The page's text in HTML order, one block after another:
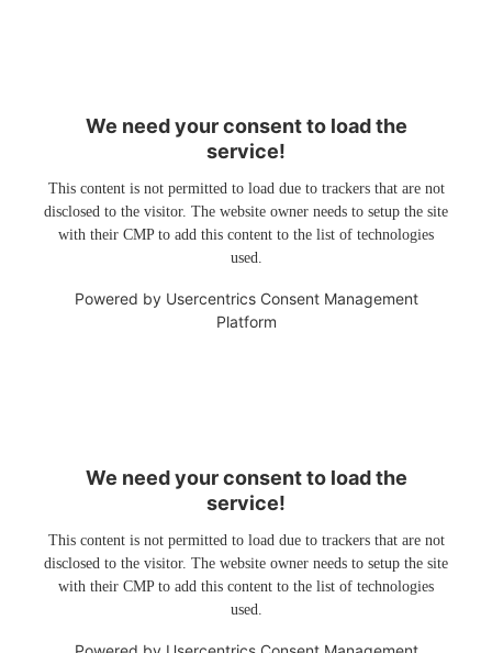
We need your consent to load the
service!
This content is not permitted to load due to trackers that are not
disclosed to the visitor. The website owner needs to setup the site
with their CMP to add this content to the list of technologies
used.
Powered by Usercentrics Consent Management
Platform
We need your consent to load the
service!
This content is not permitted to load due to trackers that are not
disclosed to the visitor. The website owner needs to setup the site
with their CMP to add this content to the list of technologies
used.